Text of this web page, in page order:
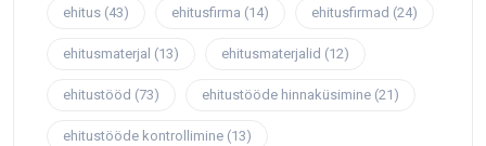
ehitus (43) ehitusfirma (14) ehitusfirmad (24)
ehitusmaterjal (13) ehitusmaterjalid (12)
ehitustööd (73) ehitustööde hinnaküsimine (21)
ehitustööde kontrollimine (13)